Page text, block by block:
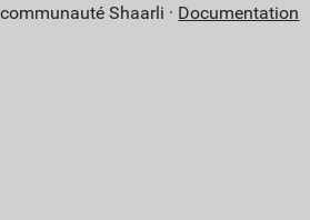
Shaarli · Documentation